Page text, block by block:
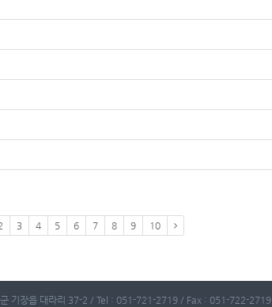
3 4 5 6 7 8 9 10
기장읍 대라리 37-2 / Tel : 051-721-2719 / Fax : 051-722-2719 .